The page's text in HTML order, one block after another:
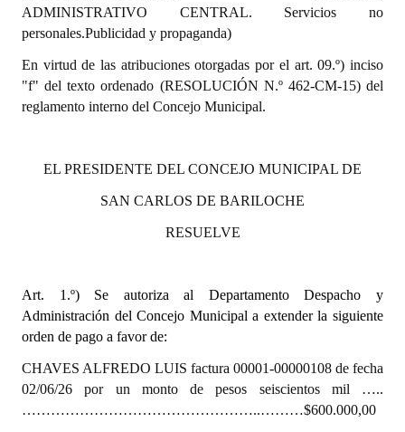
Informes de Gestión
Proyectos Presentados
Dictámenes Asesoría Letrada
Informes de Unidad Coordinadora
Ejecución Presupuestaria
NORMATIVA
Comunicaciones
Declaraciones
Resoluciones
ADMINISTRATIVO CENTRAL. Servicios no
personales.Publicidad y propaganda)
En virtud de las atribuciones otorgadas por el art. 09.º) inciso
"f" del texto ordenado (RESOLUCIÓN N.º 462-CM-15) del
reglamento interno del Concejo Municipal.
EL PRESIDENTE DEL CONCEJO MUNICIPAL DE
SAN CARLOS DE BARILOCHE
RESUELVE
Art. 1.º) Se autoriza al Departamento Despacho y
Administración del Concejo Municipal a extender la siguiente
orden de pago a favor de:
CHAVES ALFREDO LUIS factura 00001-00000108 de fecha
02/06/26 por un monto de pesos seiscientos mil …..
…………………………………………..………$600.000,00